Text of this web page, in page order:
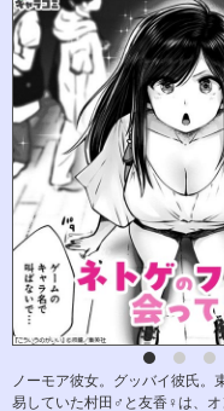
ノーモア彼女。グッバイ彼氏。
易していた村田♂と友香♀は、